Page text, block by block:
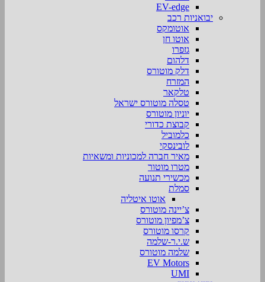
EV-edge
יבואניות רכב
אוטומקס
אוטו חן
גזפרו
דלהום
דלק מוטורס
המזרח
טלקאר
טסלה מוטורס ישראל
יוניון מוטורס
קבוצת כדורי
כלמוביל
לובינסקי
מאיר חברה למכוניות ומשאיות
מטרו מוטור
מכשירי תנועה
סמלת
אוטו איטליה
צ’יינה מוטורס
צ’מפיון מוטורס
קרסו מוטורס
ש.י.ר-שלמה
שלמה מוטורס
EV Motors
UMI